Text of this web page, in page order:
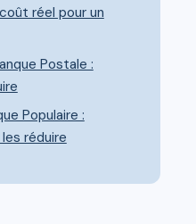
réel pour un
Postale :
Populaire :
réduire